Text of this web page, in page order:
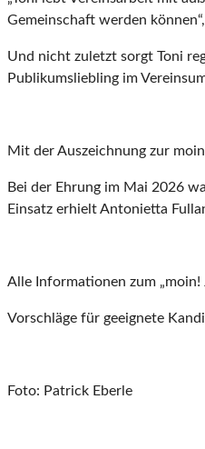
Gemeinschaft werden
Und nicht zuletzt sorgt Toni
Publikumsliebling im
Mit der Auszeichnung zur
Bei der Ehrung im Mai 2026
Einsatz erhielt Antonietta
Alle Informationen zum
Vorschläge für geeignete
Foto: Patrick Eberle